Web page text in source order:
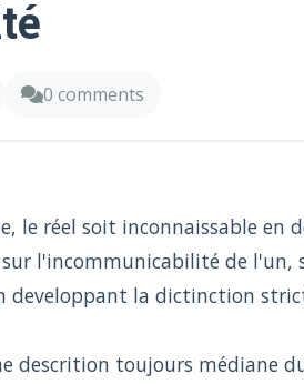
0 comments
le réel soit inconnaissable en
l'incommunicabilité de l'un,
developpant la dictinction
descrition toujours médiane